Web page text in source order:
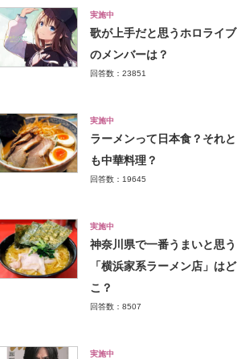
実施中
歌が上手だと思うホロライブ
のメンバーは？
回答数：23851
実施中
ラーメンって日本食？それと
も中華料理？
回答数：19645
実施中
神奈川県で一番うまいと思う
「横浜家系ラーメン店」はど
こ？
回答数：8507
実施中